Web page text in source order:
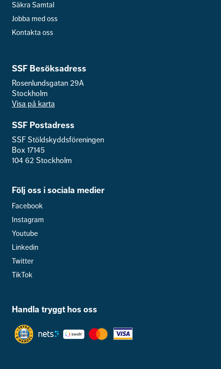
Säkra Samtal
Jobba med oss
Kontakta oss
SSF Besöksadress
Rosenlundsgatan 29A
Stockholm
Visa på karta
SSF Postadress
SSF Stöldskyddsföreningen
Box 17145
104 62 Stockholm
Följ oss i sociala medier
Facebook
Instagram
Youtube
Linkedin
Twitter
TikTok
Handla tryggt hos oss